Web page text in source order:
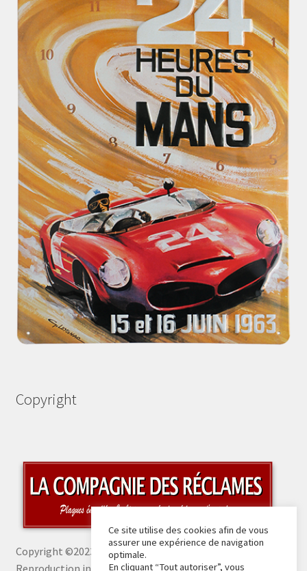
Copyright
Copyright ©2023 La Compagnie des Réclames -
Reproduction interdite sans autorisation
Ce site utilise des cookies afin de vous
assurer une expérience de navigation
optimale.
En cliquant “Tout autoriser”, vous